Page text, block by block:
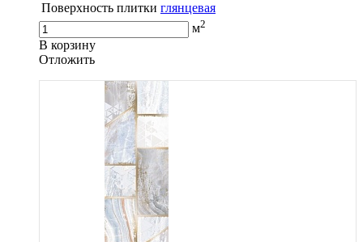
Поверхность плитки глянцевая
м2
В корзину
Oтложить